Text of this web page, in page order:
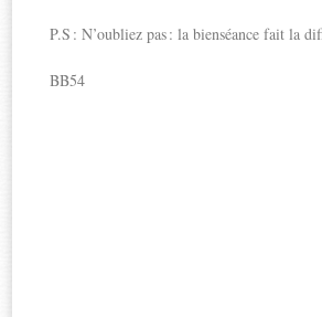
P.S : N’oubliez pas : la bienséance fait la
BB54